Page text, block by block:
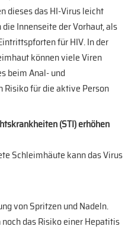
dieses das HI-Virus leicht
Innenseite der Vorhaut, als
für HIV. In der
können viele Viren
beim Anal- und
Risiko für die aktive Person
(STI) erhöhen
Schleimhäute kann das Virus
von Spritzen und Nadeln.
das Risiko einer Hepatitis